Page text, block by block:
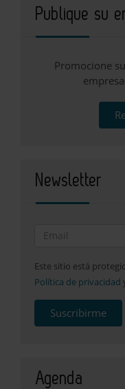
Publique su
Promocione
Newsletter
Este sitio está
Política de privacidad
Suscribirme
Agenda